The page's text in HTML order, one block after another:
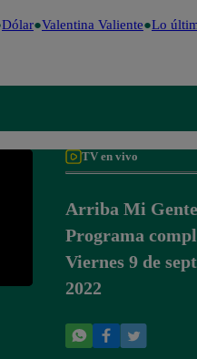
Valentina Valiente Lo
TV en vivo
Arriba Mi
Programa
Viernes 9 de
2022